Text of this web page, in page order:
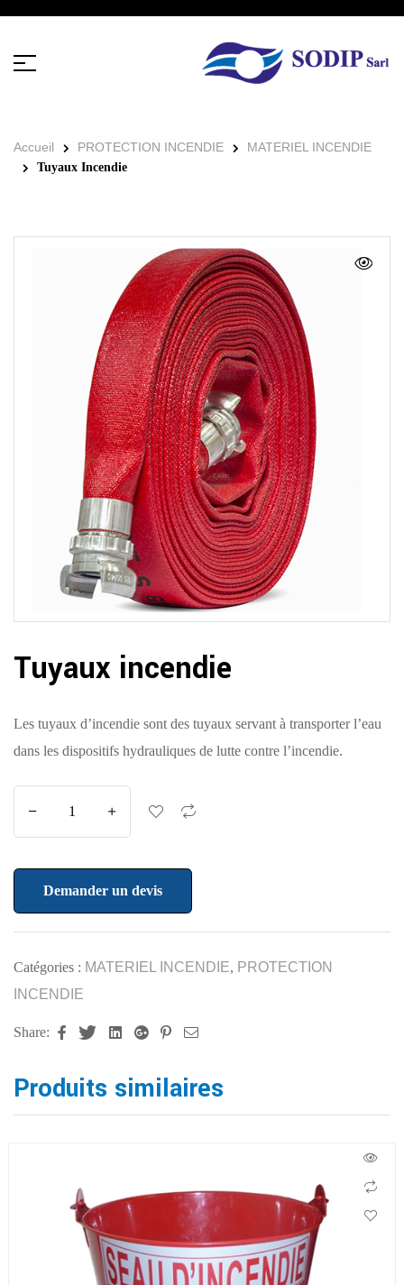
Accueil PROTECTION INCENDIE MATERIEL INCENDIE
Tuyaux Incendie
Tuyaux incendie
Les tuyaux d’incendie sont des tuyaux servant à transporter l’eau
dans les dispositifs hydrauliques de lutte contre l’incendie.
Demander un devis
Catégories : MATERIEL INCENDIE, PROTECTION
INCENDIE
Share: FacebookTwitterLinkedinGoogle+Pinterest
Produits similaires